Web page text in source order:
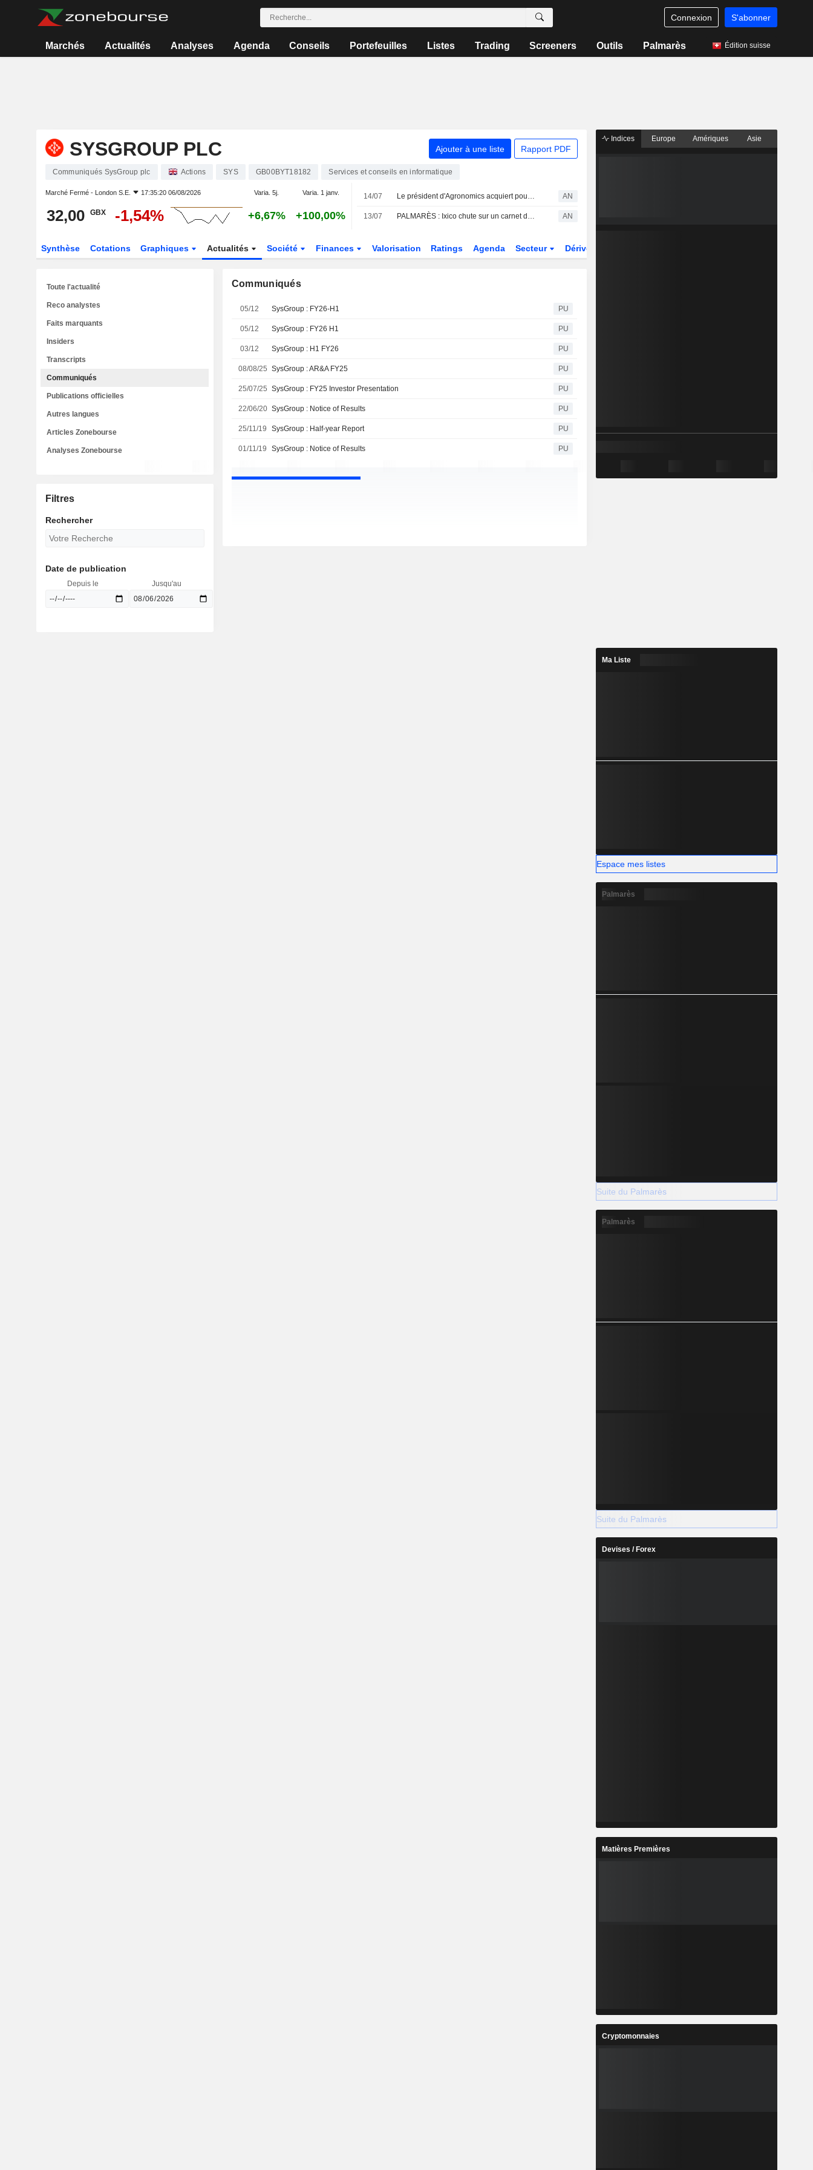
Connexion S'abonner
Marchés Actualités Analyses Agenda Conseils Portefeuilles Listes Trading Screeners Outils Palmarès Édition suisse
SYSGROUP PLC Ajouter à une liste Rapport PDF
Communiqués SysGroup plc Actions SYS GB00BYT18182 Services et conseils en informatique
Marché Fermé - London S.E. 17:35:20 06/08/2026 Varia. 5j. Varia. 1 janv.
32,00 GBX -1,54% +6,67% +100,00%
14/07 Le président d'Agronomics acquiert pour 1,5 million de GBP d'actions AN
13/07 PALMARÈS : Ixico chute sur un carnet de commandes en baisse ; Pennant voit son chiffre d'affaires bondir AN
Synthèse Cotations Graphiques Actualités Société Finances Valorisation Ratings Agenda Secteur Dérivés
Communiqués
05/12 SysGroup : FY26-H1 PU
05/12 SysGroup : FY26 H1 PU
03/12 SysGroup : H1 FY26 PU
08/08/25 SysGroup : AR&A FY25 PU
25/07/25 SysGroup : FY25 Investor Presentation PU
22/06/20 SysGroup : Notice of Results PU
25/11/19 SysGroup : Half-year Report PU
01/11/19 SysGroup : Notice of Results PU
Toute l'actualité
Reco analystes
Faits marquants
Insiders
Transcripts
Communiqués
Publications officielles
Autres langues
Articles Zonebourse
Analyses Zonebourse
Filtres
Rechercher
Date de publication
Depuis le Jusqu'au
Indices Europe Amériques Asie
Ma Liste
Espace mes listes
Palmarès
Suite du Palmarès
Palmarès
Suite du Palmarès
Devises / Forex
Matières Premières
Cryptomonnaies